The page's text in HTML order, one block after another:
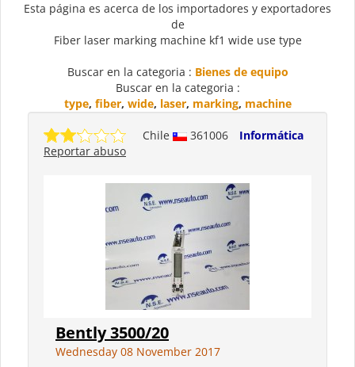
Esta página es acerca de los importadores y exportadores
de
Fiber laser marking machine kf1 wide use type
Buscar en la categoria : Bienes de equipo
Buscar en la categoria :
type, fiber, wide, laser, marking, machine
Chile 361006
Informática
Reportar abuso
Bently 3500/20
Wednesday 08 November 2017